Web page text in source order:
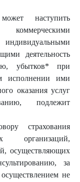
может наступить
деятельность
убытков* при
исполнении ими
оказания услуг
подлежит
страхования
организаций,
осуществляющих
за
не